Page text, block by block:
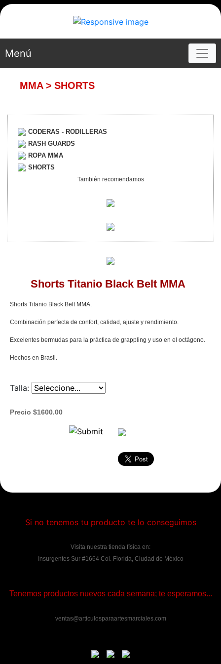
Menú
MMA > SHORTS
CODERAS - RODILLERAS
RASH GUARDS
ROPA MMA
SHORTS
También recomendamos
Shorts Titanio Black Belt MMA
Shorts Titanio Black Belt MMA.
Combinación perfecta de confort, calidad, ajuste y rendimiento.
Excelentes bermudas para la práctica de grappling y uso en el octágono.
Hechos en Brasil.
Talla:
Precio $1600.00
Si no tenemos tu producto te lo conseguimos
Visita nuestra tienda física en:
Insurgentes Sur #1664 Col. Florida, Ciudad de México
Tenemos productos nuevos cada semana; te esperamos...
ventas@articulosparaartesmarciales.com